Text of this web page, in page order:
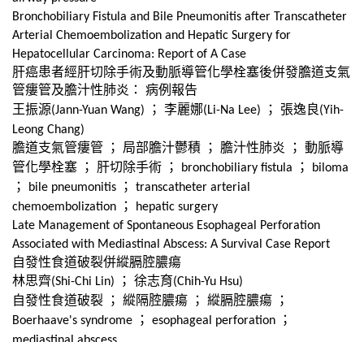
Bronchobiliary Fistula and Bile Pneumonitis after Transcatheter
Arterial Chemoembolization and Hepatic Surgery for
Hepatocellular Carcinoma: Report of A Case
肝癌患者經肝切除手術及動脈導管化學栓塞後併發膽道支氣
管瘻管及膽汁性肺炎： 病例報告
王振源(Jann-Yuan Wang) ； 李麗娜(Li-Na Lee) ； 張逸良(Yih-
Leong Chang)
膽道支氣管瘻管 ； 局部膽汁鬱積 ； 膽汁性肺炎 ； 動脈導
管化學栓塞
； 肝切除手術 ； bronchobiliary fistula ； biloma
； bile pneumonitis ；
transcatheter arterial
chemoembolization
；
hepatic surgery
Late Management of Spontaneous Esophageal Perforation
Associated with Mediastinal Abscess: A Survival Case Report
自發性食道破裂併縱膈腔膿瘍
林思齊(Shi-Chi Lin) ； 徐志育(Chih-Yu Hsu)
自發性食道破裂 ； 縱隔腔膿瘍 ； 縱膈腔膿瘍 ；
Boerhaave's syndrome ； esophageal perforation ；